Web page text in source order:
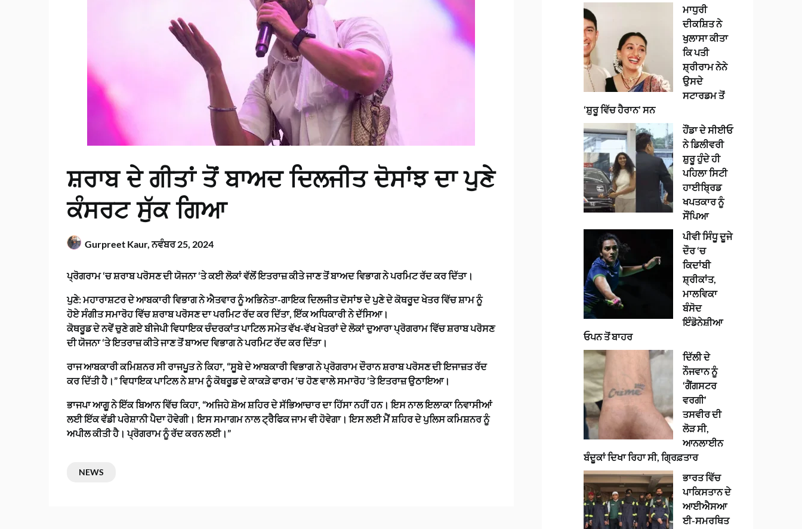
ਸ਼ਰਾਬ ਦੇ ਗੀਤਾਂ ਤੋਂ ਬਾਅਦ ਦਿਲਜੀਤ ਦੋਸਾਂਝ ਦਾ ਪੁਣੇ
ਕੰਸਰਟ ਸੁੱਕ ਗਿਆ
Gurpreet Kaur,ਨਵੰਬਰ 25, 2024
ਪ੍ਰੋਗਰਾਮ ‘ਚ ਸ਼ਰਾਬ ਪਰੋਸਣ ਦੀ ਯੋਜਨਾ ‘ਤੇ ਕਈ ਲੋਕਾਂ ਵੱਲੋਂ ਇਤਰਾਜ਼ ਕੀਤੇ ਜਾਣ ਤੋਂ ਬਾਅਦ ਵਿਭਾਗ ਨੇ ਪਰਮਿਟ ਰੱਦ ਕਰ ਦਿੱਤਾ।
ਪੁਣੇ: ਮਹਾਰਾਸ਼ਟਰ ਦੇ ਆਬਕਾਰੀ ਵਿਭਾਗ ਨੇ ਐਤਵਾਰ ਨੂੰ ਅਭਿਨੇਤਾ-ਗਾਇਕ ਦਿਲਜੀਤ ਦੋਸਾਂਝ ਦੇ ਪੁਣੇ ਦੇ ਕੋਥਰੂਦ ਖੇਤਰ ਵਿੱਚ ਸ਼ਾਮ ਨੂੰ
ਹੋਏ ਸੰਗੀਤ ਸਮਾਰੋਹ ਵਿੱਚ ਸ਼ਰਾਬ ਪਰੋਸਣ ਦਾ ਪਰਮਿਟ ਰੱਦ ਕਰ ਦਿੱਤਾ, ਇੱਕ ਅਧਿਕਾਰੀ ਨੇ ਦੱਸਿਆ।
ਕੋਥਰੂਡ ਦੇ ਨਵੇਂ ਚੁਣੇ ਗਏ ਬੀਜੇਪੀ ਵਿਧਾਇਕ ਚੰਦਰਕਾਂਤ ਪਾਟਿਲ ਸਮੇਤ ਵੱਖ-ਵੱਖ ਖੇਤਰਾਂ ਦੇ ਲੋਕਾਂ ਦੁਆਰਾ ਪ੍ਰੋਗਰਾਮ ਵਿੱਚ ਸ਼ਰਾਬ ਪਰੋਸਣ
ਦੀ ਯੋਜਨਾ ‘ਤੇ ਇਤਰਾਜ਼ ਕੀਤੇ ਜਾਣ ਤੋਂ ਬਾਅਦ ਵਿਭਾਗ ਨੇ ਪਰਮਿਟ ਰੱਦ ਕਰ ਦਿੱਤਾ।
ਰਾਜ ਆਬਕਾਰੀ ਕਮਿਸ਼ਨਰ ਸੀ ਰਾਜਪੂਤ ਨੇ ਕਿਹਾ, “ਸੂਬੇ ਦੇ ਆਬਕਾਰੀ ਵਿਭਾਗ ਨੇ ਪ੍ਰੋਗਰਾਮ ਦੌਰਾਨ ਸ਼ਰਾਬ ਪਰੋਸਣ ਦੀ ਇਜਾਜ਼ਤ ਰੱਦ
ਕਰ ਦਿੱਤੀ ਹੈ।” ਵਿਧਾਇਕ ਪਾਟਿਲ ਨੇ ਸ਼ਾਮ ਨੂੰ ਕੋਥਰੂਡ ਦੇ ਕਾਕੜੇ ਫਾਰਮ ‘ਚ ਹੋਣ ਵਾਲੇ ਸਮਾਰੋਹ ‘ਤੇ ਇਤਰਾਜ਼ ਉਠਾਇਆ।
ਭਾਜਪਾ ਆਗੂ ਨੇ ਇੱਕ ਬਿਆਨ ਵਿੱਚ ਕਿਹਾ, “ਅਜਿਹੇ ਸ਼ੋਅ ਸ਼ਹਿਰ ਦੇ ਸੱਭਿਆਚਾਰ ਦਾ ਹਿੱਸਾ ਨਹੀਂ ਹਨ। ਇਸ ਨਾਲ ਇਲਾਕਾ ਨਿਵਾਸੀਆਂ
ਲਈ ਇੱਕ ਵੱਡੀ ਪਰੇਸ਼ਾਨੀ ਪੈਦਾ ਹੋਵੇਗੀ। ਇਸ ਸਮਾਗਮ ਨਾਲ ਟ੍ਰੈਫਿਕ ਜਾਮ ਵੀ ਹੋਵੇਗਾ। ਇਸ ਲਈ ਮੈਂ ਸ਼ਹਿਰ ਦੇ ਪੁਲਿਸ ਕਮਿਸ਼ਨਰ ਨੂੰ
ਅਪੀਲ ਕੀਤੀ ਹੈ। ਪ੍ਰੋਗਰਾਮ ਨੂੰ ਰੱਦ ਕਰਨ ਲਈ।”
NEWS
ਮਾਧੁਰੀ
ਦੀਕਸ਼ਿਤ ਨੇ
ਖੁਲਾਸਾ ਕੀਤਾ
ਕਿ ਪਤੀ
ਸ਼੍ਰੀਰਾਮ ਨੇਨੇ
ਉਸਦੇ
ਸਟਾਰਡਮ ਤੋਂ
‘ਸ਼ੁਰੂ ਵਿੱਚ ਹੈਰਾਨ’ ਸਨ
ਹੌਂਡਾ ਦੇ ਸੀਈਓ
ਨੇ ਡਿਲੀਵਰੀ
ਸ਼ੁਰੂ ਹੁੰਦੇ ਹੀ
ਪਹਿਲਾ ਸਿਟੀ
ਹਾਈਬ੍ਰਿਡ
ਖਪਤਕਾਰ ਨੂੰ
ਸੌਂਪਿਆ
ਪੀਵੀ ਸਿੰਧੂ ਦੂਜੇ
ਦੌਰ ‘ਚ
ਕਿਦਾਂਬੀ
ਸ਼੍ਰੀਕਾਂਤ,
ਮਾਲਵਿਕਾ
ਬੰਸੋਦ
ਇੰਡੋਨੇਸ਼ੀਆ
ਓਪਨ ਤੋਂ ਬਾਹਰ
ਦਿੱਲੀ ਦੇ
ਨੌਜਵਾਨ ਨੂੰ
‘ਗੈਂਗਸਟਰ
ਵਰਗੀ’
ਤਸਵੀਰ ਦੀ
ਲੋੜ ਸੀ,
ਆਨਲਾਈਨ
ਬੰਦੂਕਾਂ ਦਿਖਾ ਰਿਹਾ ਸੀ, ਗ੍ਰਿਫ਼ਤਾਰ
ਭਾਰਤ ਵਿੱਚ
ਪਾਕਿਸਤਾਨ ਦੇ
ਆਈਐਸਆ
ਈ-ਸਮਰਥਿਤ